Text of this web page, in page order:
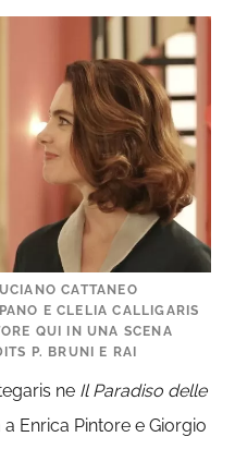
CATTANEO
E CLELIA CALLIGARIS
QUI IN UNA SCENA
P. BRUNI E RAI
ne Il Paradiso delle
Enrica Pintore e Giorgio